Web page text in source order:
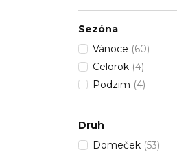
Sezóna
Vánoce (60)
Celorok (4)
Podzim (4)
Druh
Domeček (53)